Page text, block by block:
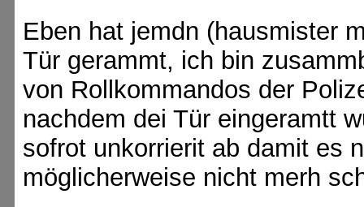
Eben hat jemdn (hausmister
Tür gerammt, ich bin
von Rollkommandos der
nachdem dei Tür eingeramtt
sofrot unkorrierit ab damit es
möglicherweise nicht merh